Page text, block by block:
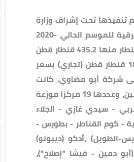
تنفيذها تحت إشراف وزارة
قطاع الأعمال العام، وتشمل أيضا محافظات الفيوم وبني سويف والشرقية للموسم الحالي ‪2020-
2021‬. وتم إجراء أول مزاد في البحيرة، اليوم الثلاثاء، على كمية 622.8 قنطار منها 435.2 قنطار قطن
(إكثار) بسعر 2190 للقنطار بخلاف قيمة الرتبة ومعدل التصافي، و187.6 قنطار قطن (تجاري) بسعر
على شركة أبو مضاوي. كانت
مراكز التجميع في البحيرة قد فتحت أبوابها لاستلام الأقطان من المزارعين، وعددها 19 مركزا موزعة
- سيدي غازي - الجلاء
- كوم القناطر - بطورس -
الطويل) ،أدكو (ديبونو)
دمين - فيشا "إصلاح")،